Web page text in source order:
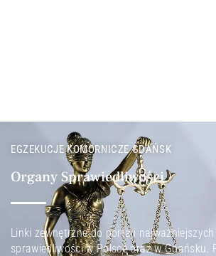
EGZEKUCJE KOMORNICZE GDAŃSK
Organy Sprawiedliwości
Linki zewnętrzne do portali
sprawiedliwości w Polsce oraz w Gdańsku.